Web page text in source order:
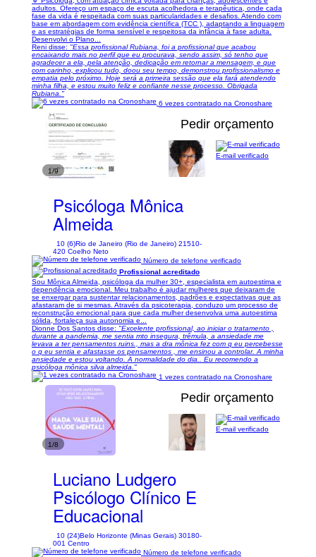
adultos. Ofereço um espaço de escuta acolhedora e terapêutica, onde cada
fase da vida é respeitada com suas particularidades e desafios. Atendo com
base em abordagem com evidência científica (TCC ), adaptando a linguagem
e as estratégias de forma sensível e respeitosa da infância à fase adulta.
Desenvolvi o Plano...
Reni disse: "Essa profissional Rubiana, foi a profissional que acabou
encaixando mais no perfil que eu procurava, sendo assim, só tenho que
agradecer a ela, pela atenção, dedicação em retornar a mensagem, e que
com carinho, explicou tudo, doou seu tempo, demonstrou profissionalismo e
empatia pelo próximo. Hoje será a primeira sessão que ela fará atendendo
minha filha, e estou muito feliz e confiante nesse processo. Obrigada
Rubiana."
6 vezes contratado na Cronoshare
1/9
Pedir orçamento
Psicóloga Mônica
Almeida
10 (6)Rio de Janeiro (Rio de Janeiro) 21510-
420 Coelho Neto
E-mail verificado
Número de telefone verificado
Profissional acreditado
Sou Mônica Almeida, psicóloga da mulher 30+, especialista em autoestima e
dependência emocional. Meu trabalho é ajudar mulheres que deixaram de
se enxergar para sustentar relacionamentos, padrões e expectativas que as
afastaram de si mesmas. Através da psicoterapia, conduzo um processo de
reconstrução emocional para que cada mulher desenvolva uma autoestima
sólida, fortaleça sua autonomia e...
Dionne Dos Santos disse: "Excelente profissional, ao iniciar o tratamento ,
durante a pandemia, me sentia mto insegura, trêmula, a ansiedade me
levava a ter pensamentos ruins., mas a dra mônica fez com q eu percebesse
o q eu sentia e afastasse os pensamentos , me ensinou a controlar. A minha
ansiedade e estou voltando. A normalidade do dia.. Eu recomendo a
psicóloga mônica silva almeida."
1 vezes contratado na Cronoshare
1/8
Pedir orçamento
Luciano Ludgero
Psicólogo Clínico E
Educacional
10 (24)Belo Horizonte (Minas Gerais) 30180-
001 Centro
E-mail verificado
Número de telefone verificado